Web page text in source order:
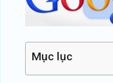
Mục lục